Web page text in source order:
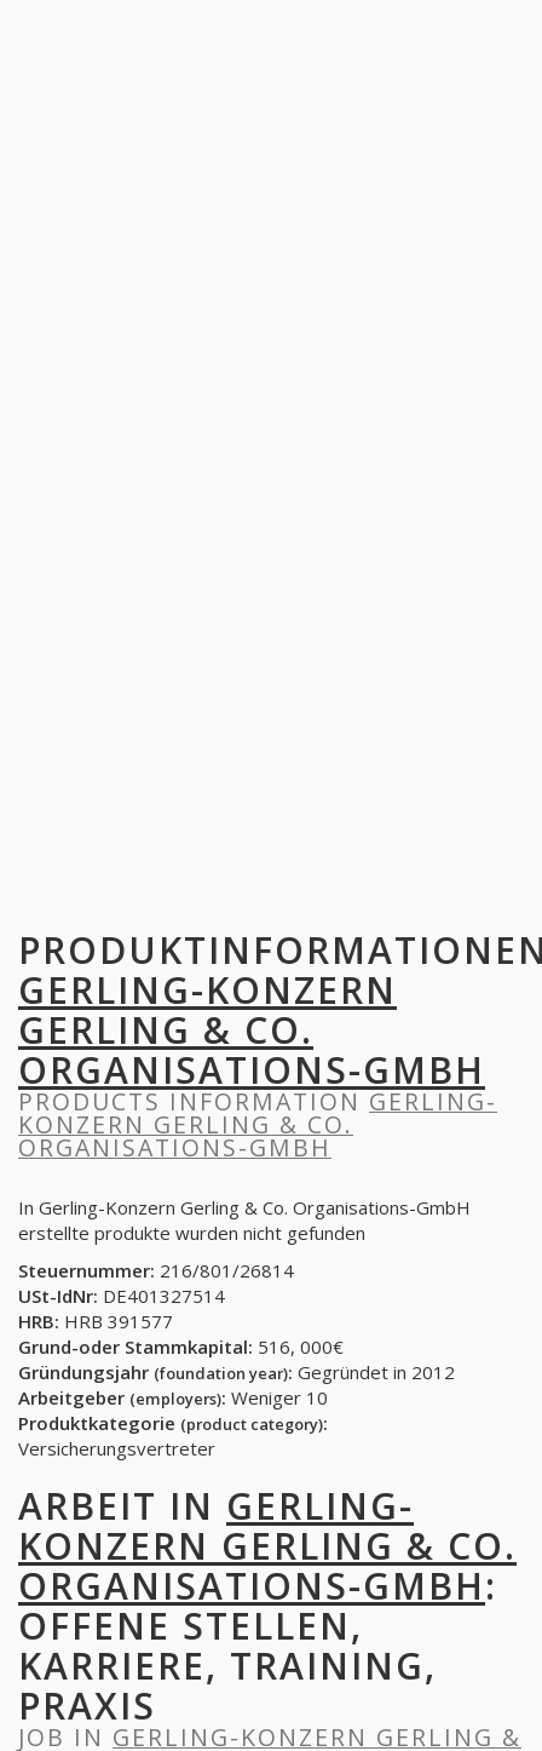
GERLING-KONZERN
GERLING & CO.
ORGANISATIONS-GMBH
PRODUCTS INFORMATION GERLING-
KONZERN GERLING & CO.
ORGANISATIONS-GMBH
In Gerling-Konzern Gerling & Co. Organisations-GmbH
erstellte produkte wurden nicht gefunden
Steuernummer: 216/801/26814
USt-IdNr: DE401327514
HRB: HRB 391577
Grund-oder Stammkapital: 516, 000€
Gründungsjahr (foundation year): Gegründet in 2012
Arbeitgeber (employers): Weniger 10
Produktkategorie (product category):
Versicherungsvertreter
ARBEIT IN GERLING-
KONZERN GERLING & CO.
ORGANISATIONS-GMBH:
OFFENE STELLEN,
KARRIERE, TRAINING,
PRAXIS
JOB IN GERLING-KONZERN GERLING &